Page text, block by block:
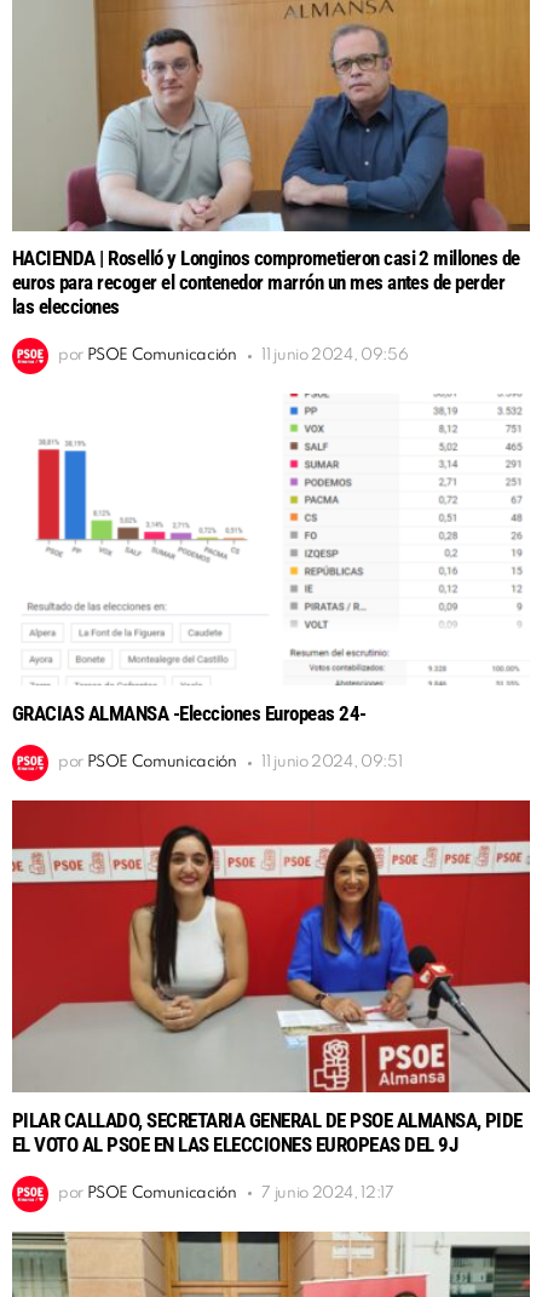
HACIENDA | Roselló y Longinos comprometieron casi 2 millones de
euros para recoger el contenedor marrón un mes antes de perder
las elecciones
por PSOE Comunicación 11 junio 2024, 09:56
GRACIAS ALMANSA -Elecciones Europeas 24-
por PSOE Comunicación 11 junio 2024, 09:51
PILAR CALLADO, SECRETARIA GENERAL DE PSOE ALMANSA, PIDE
EL VOTO AL PSOE EN LAS ELECCIONES EUROPEAS DEL 9J
por PSOE Comunicación 7 junio 2024, 12:17